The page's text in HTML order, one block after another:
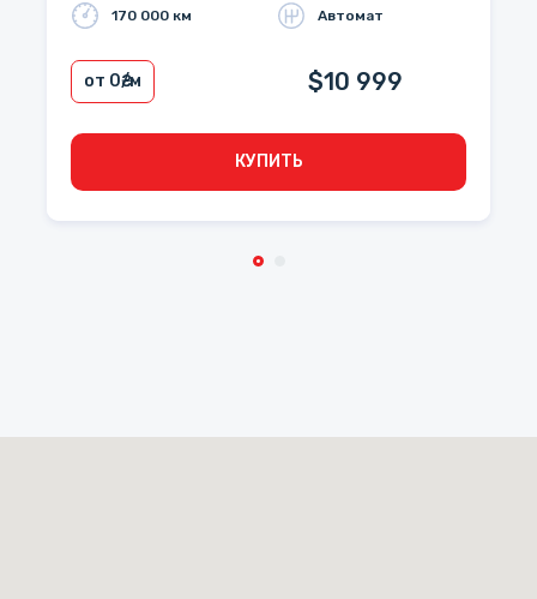
170 000 км Автомат
от 0₴/м $10 999
КУПИТЬ